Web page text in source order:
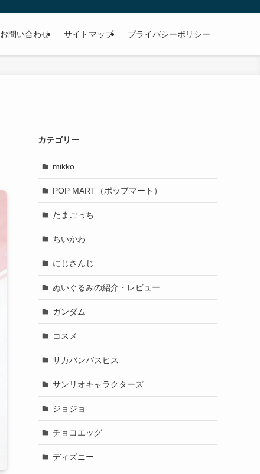
お問い合わせ サイトマップ プライバシーポリシー
カテゴリー
mikko
POP MART（ポップマート）
たまごっち
ちいかわ
にじさんじ
ぬいぐるみの紹介・レビュー
ガンダム
コスメ
サカバンバスピス
サンリオキャラクターズ
ジョジョ
チョコエッグ
ディズニー